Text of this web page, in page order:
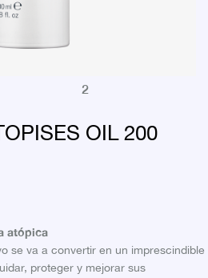
OIL 200
atópica
se va a convertir en un imprescindible
proteger y mejorar sus